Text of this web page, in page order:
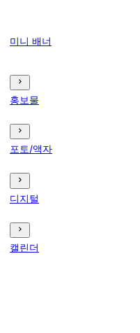
미니 배너
홍보물
포토/액자
디지털
캘린더